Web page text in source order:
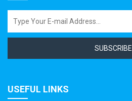
SUBSCRIBE
USEFUL LINKS